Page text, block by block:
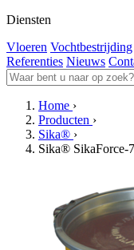
Diensten
Vloeren Vochtbestrijding
Referenties Nieuws
Home ›
Producten ›
Sika® ›
Sika® SikaForce-